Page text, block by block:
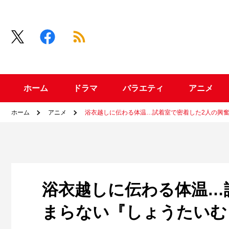
ホーム ドラマ バラエティ アニメ
ホーム アニメ 浴衣越しに伝わる体温…試着室で密着した2人の興
浴衣越しに伝わる体温…
まらない『しょうたい